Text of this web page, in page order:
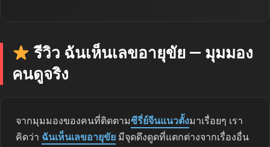
รีวิว ฉันเห็นเลขอายุขัย — มุมมอง
คนดูจริง
จากมุมมองของคนที่ติดตามซีรี่ย์จีนแนวตั้งมาเรื่อยๆ เรา
คิดว่า ฉันเห็นเลขอายุขัย มีจุดดึงดูดที่แตกต่างจากเรื่องอื่น